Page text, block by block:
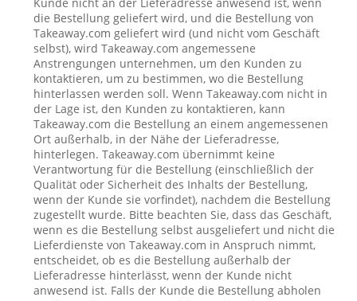
die Bestellung geliefert wird, und die Bestellung von
Takeaway.com geliefert wird (und nicht vom Geschäft
selbst), wird Takeaway.com angemessene
Anstrengungen unternehmen, um den Kunden zu
kontaktieren, um zu bestimmen, wo die Bestellung
hinterlassen werden soll. Wenn Takeaway.com nicht in
der Lage ist, den Kunden zu kontaktieren, kann
Takeaway.com die Bestellung an einem angemessenen
Ort außerhalb, in der Nähe der Lieferadresse,
hinterlegen. Takeaway.com übernimmt keine
Verantwortung für die Bestellung (einschließlich der
Qualität oder Sicherheit des Inhalts der Bestellung,
wenn der Kunde sie vorfindet), nachdem die Bestellung
zugestellt wurde. Bitte beachten Sie, dass das Geschäft,
wenn es die Bestellung selbst ausgeliefert und nicht die
Lieferdienste von Takeaway.com in Anspruch nimmt,
entscheidet, ob es die Bestellung außerhalb der
Lieferadresse hinterlässt, wenn der Kunde nicht
anwesend ist. Falls der Kunde die Bestellung abholen